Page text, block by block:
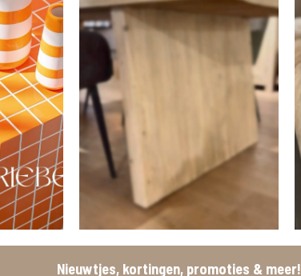
Nieuwtjes, kortingen, promoties & meer!